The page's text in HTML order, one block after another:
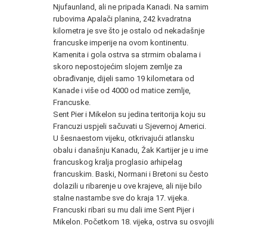
Njufaunland, ali ne pripada Kanadi. Na samim
rubovima Apalači planina, 242 kvadratna
kilometra je sve što je ostalo od nekadašnje
francuske imperije na ovom kontinentu.
Kamenita i gola ostrva sa strmim obalama i
skoro nepostojećim slojem zemlje za
obrađivanje, dijeli samo 19 kilometara od
Kanade i više od 4000 od matice zemlje,
Francuske.
Sent Pier i Mikelon su jedina teritorija koju su
Francuzi uspjeli sačuvati u Sjevernoj Americi.
U šesnaestom vijeku, otkrivajući atlansku
obalu i današnju Kanadu, Žak Kartijer je u ime
francuskog kralja proglasio arhipelag
francuskim. Baski, Normani i Bretoni su često
dolazili u ribarenje u ove krajeve, ali nije bilo
stalne nastambe sve do kraja 17. vijeka.
Francuski ribari su mu dali ime Sent Pijer i
Mikelon. Početkom 18. vijeka, ostrva su osvojili